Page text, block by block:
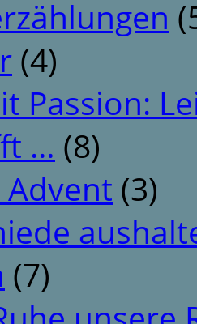
(4)
Passion:
… (8)
Advent (3)
(7)